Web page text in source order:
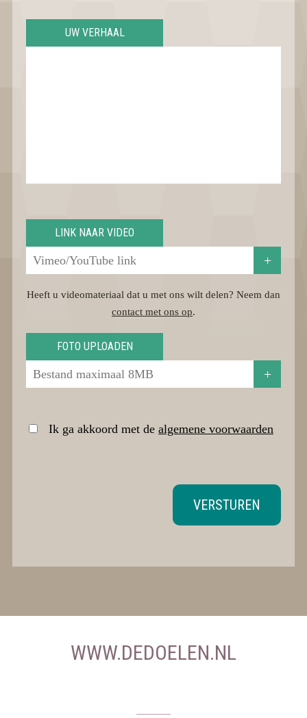
UW VERHAAL
LINK NAAR VIDEO
+
Heeft u videomateriaal dat u met ons wilt delen? Neem dan
contact met ons op.
FOTO UPLOADEN
+
Ik ga akkoord met de algemene voorwaarden
VERSTUREN
WWW.DEDOELEN.NL